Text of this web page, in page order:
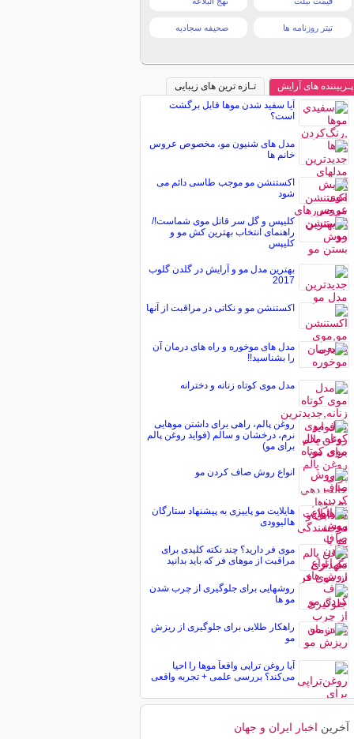
تیتر روزنامه ها صحیفه سجادیه
پـربیننده های آرایش
تـازه ترین های زیبایی
آیا سفيد شدن موها قابل برگشت
است؟
مدل های شنیون مو، مخصوص عروس
خانم ها
اکستنشن مو موجب طاسی دائم می
شود
کلیپس و گل سر قاتل موی شماست!/
راهنمای انتخاب بهترین کش مو و
کلیپس
بهترین مدل مو و آرایش در گلدن گلوب
2017
اکستنشن مو و نکاتی در مراقبت از آنها
مدل های موخوره و راه های درمان آن
را بشناسید!!
مدل موی کوتاه زنانه و دخترانه
روغن پالم، راهی برای داشتن موهایی
نرم، درخشان و سالم (فواید روغن پالم
برای مو)
انواع روش صاف کردن مو
هایلایت مو پاییزی به پیشنهاد ستارگان
هالیوودی
موی فر دارید؟ چند نکته کلیدی برای
مراقبت از موهای فر که باید بدانید
روشهایی برای جلوگیری از چرب شدن
مو ها
راهکار طلایی برای جلوگیری از ریزش
مو
آیا روغن تراپی واقعاً موها را احیا
می‌کند؟ بررسی علمی + تجربه واقعی
آخرین اخبار ایران و جهان